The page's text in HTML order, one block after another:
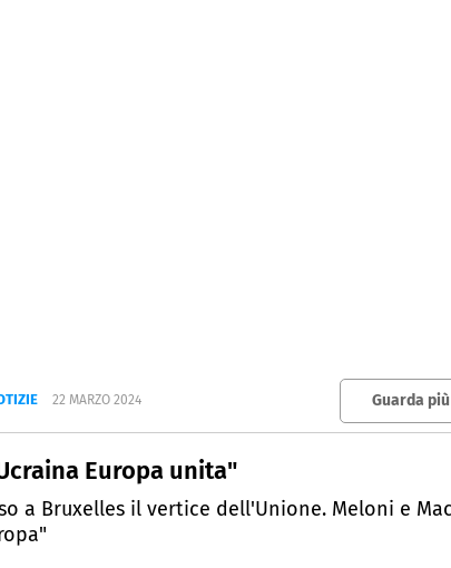
22 MARZO 2024 Guarda
Europa unita"
a Bruxelles il vertice dell'Unione. Meloni e